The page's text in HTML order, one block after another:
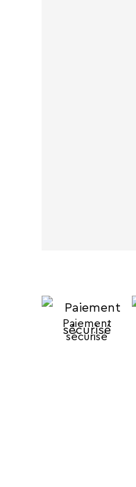
Paiement
sécurisé